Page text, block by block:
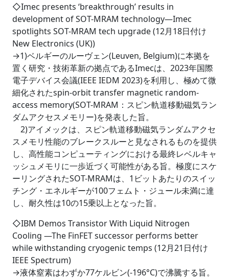
◇Imec presents ‘breakthrough’ results in
development of SOT-MRAM technology―Imec
spotlights SOT-MRAM tech upgrade (12月18日付け
New Electronics (UK))
→1)ベルギーのルーヴェン(Leuven, Belgium)に本拠を
置く研究・技術革新の拠点であるImecは、2023年国際
電子デバイス会議(IEEE IEDM 2023)を利用し、極めて微
細化されたspin-orbit transfer magnetic random-
access memory(SOT-MRAM：スピン軌道移動磁気ラン
ダムアクセスメモリー)を発表した旨。
2)アイメックは、スピン軌道移動磁気ランダムアクセ
スメモリ性能のブレークスルーと見なされるものを提供
し、高性能コンピューティングにおける最終レベルキャ
ッシュメモリに一歩近づく可能性がある旨。極度にスケ
ーリングされたSOT-MRAMは、1ビットあたりのスイッ
チング・エネルギーが100フェムト・ジュール未満に達
し、耐久性は10の15乗以上となった旨。
◇IBM Demos Transistor With Liquid Nitrogen
Cooling ―The FinFET successor performs better
while withstanding cryogenic temps (12月21日付け
IEEE Spectrum)
→液体窒素はわずか77ケルビン(-196°C)で沸騰する旨。